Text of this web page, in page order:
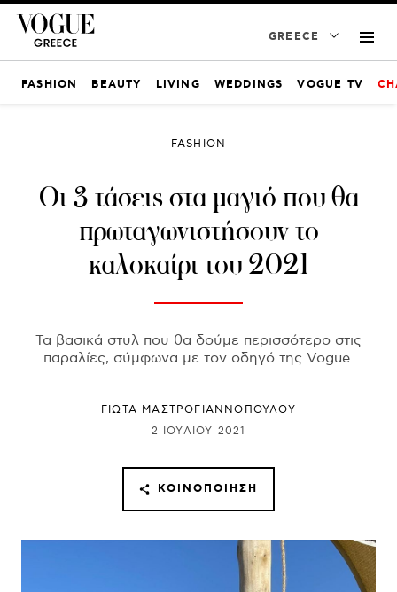
GREECE
FASHION BEAUTY LIVING WEDDINGS VOGUE TV
FASHION
Οι 3 τάσεις στα μαγιό που θα
πρωταγωνιστήσουν το
καλοκαίρι του 2021
Τα βασικά στυλ που θα δούμε περισσότερο στις
παραλίες, σύμφωνα με τον οδηγό της Vogue.
ΓΙΩΤΑ ΜΑΣΤΡΟΓΙΑΝΝΟΠΟΥΛΟΥ
2 ΙΟΥΛΊΟΥ 2021
ΚΟΙΝΟΠΟΊΗΣΗ